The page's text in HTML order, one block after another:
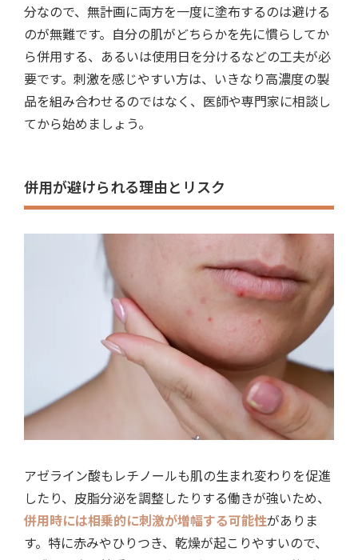
分なので、無計画に両方を一度に塗布するのは避ける
のが無難です。自分の肌がどちらかを先に慣らしてか
ら併用する、あるいは使用日を分けるなどの工夫が必
要です。刺激を感じやすい方は、いきなり高濃度の製
品を組み合わせるのではなく、医師や専門家に相談し
てから始めましょう。
併用が避けられる理由とリスク
アゼライン酸もレチノールも肌の生まれ変わりを促進
したり、皮脂分泌を調整したりする働きが強いため、
併用時には相乗的に刺激が増幅する可能性がありま
す。特に赤みやひりつき、乾燥が起こりやすいので、